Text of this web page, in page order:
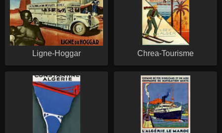
Ligne-Hoggar Chrea-Tourisme